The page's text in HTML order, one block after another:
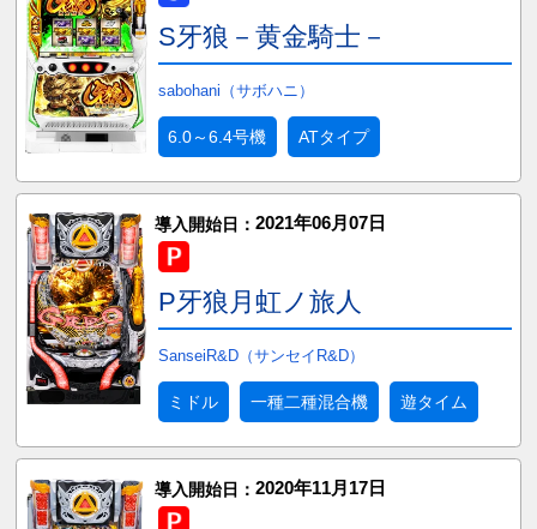
S牙狼－黄金騎士－
sabohani（サボハニ）
6.0～6.4号機 ATタイプ
導入開始日： 2021年06月07日
P牙狼月虹ノ旅人
SanseiR&D（サンセイR&D）
ミドル 一種二種混合機 遊タイム
導入開始日： 2020年11月17日